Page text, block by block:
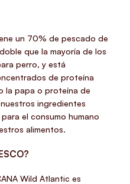
un 70% de pescado de
que la mayoría de los
perro, y está
de proteína
la papa o proteína de
ingredientes
el consumo humano
alimentos.
Wild Atlantic es